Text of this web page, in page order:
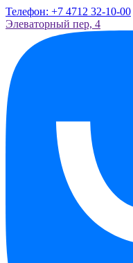
Телефон: +7 4712 32-10-00
Элеваторный пер, 4